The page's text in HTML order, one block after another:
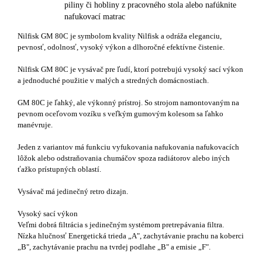
piliny či hobliny z pracovného stola alebo nafúknite
nafukovací matrac
Nilfisk GM 80C je symbolom kvality Nilfisk a odráža eleganciu,
pevnosť, odolnosť, vysoký výkon a dlhoročné efektívne čistenie.
Nilfisk GM 80C je vysávač pre ľudí, ktorí potrebujú vysoký sací výkon
a jednoduché použitie v malých a stredných domácnostiach.
GM 80C je ľahký, ale výkonný prístroj. So strojom namontovaným na
pevnom oceľovom vozíku s veľkým gumovým kolesom sa ľahko
manévruje.
Jeden z variantov má funkciu vyfukovania nafukovania nafukovacích
lôžok alebo odstraňovania chumáčov spoza radiátorov alebo iných
ťažko prístupných oblastí.
Vysávač má jedinečný retro dizajn.
Vysoký sací výkon
Veľmi dobrá filtrácia s jedinečným systémom pretrepávania filtra.
Nízka hlučnosť Energetická trieda „A", zachytávanie prachu na koberci
„B", zachytávanie prachu na tvrdej podlahe „B" a emisie „F".